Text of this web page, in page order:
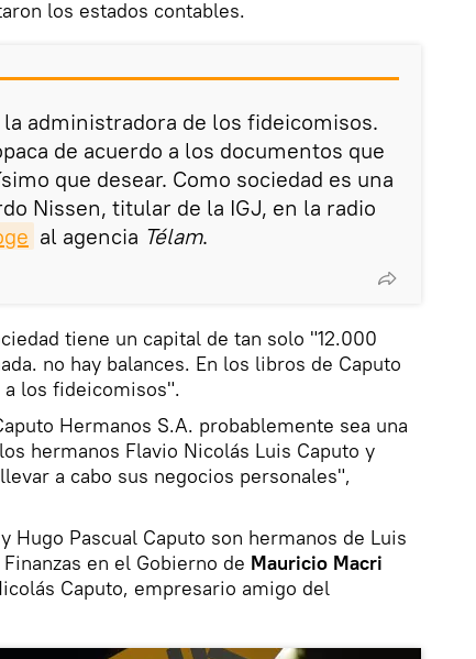
los estados contables.
administradora de los fideicomisos.
de acuerdo a los documentos que
que desear. Como sociedad es una
Nissen, titular de la IGJ, en la radio
al agencia Télam.
tiene un capital de tan solo "12.000
no hay balances. En los libros de Caputo
los fideicomisos".
Hermanos S.A. probablemente sea una
hermanos Flavio Nicolás Luis Caputo y
a cabo sus negocios personales",
Hugo Pascual Caputo son hermanos de Luis
en el Gobierno de Mauricio Macri
Caputo, empresario amigo del